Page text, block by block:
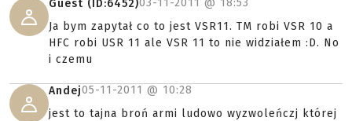
Guest (ID:6452)03-11-2011 @ 18:53
Ja bym zapytał co to jest VSR11. TM robi VSR 10 a
HFC robi USR 11 ale VSR 11 to nie widziałem :D. No
i czemu
Andej05-11-2011 @ 10:28
jest to tajna broń armi ludowo wyzwoleńczj której